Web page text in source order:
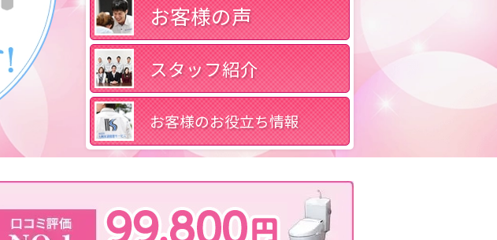
お客様の声
スタッフ紹介
お客様のお役立ち情報